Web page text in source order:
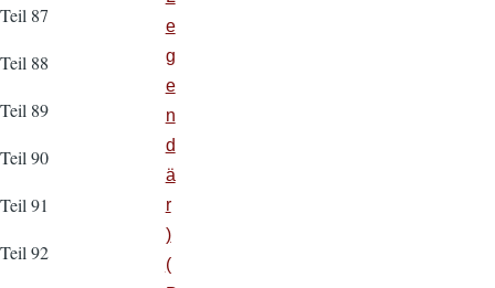
Teil 87
Teil 88
Teil 89
Teil 90
Teil 91
Teil 92
e
g
e
n
d
ä
r
)
(